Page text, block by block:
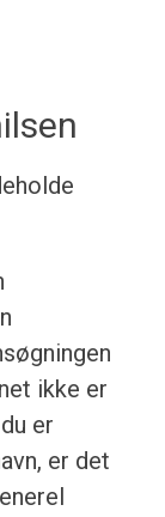
ikke er
er
er det